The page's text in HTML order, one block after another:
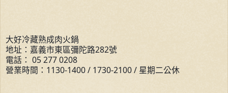
大好冷藏熟成肉火鍋
地址：嘉義市東區彌陀路282號
電話： 05 277 0208
營業時間：1130-1400 / 1730-2100 / 星期二公休